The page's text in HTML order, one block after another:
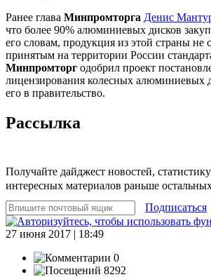
Ранее глава Минпромторга Денис
что более 90% алюминиевых дисков
его словам, продукция из этой страны не
принятым на территории России
Минпромторг одобрил проект
лицензирования колесных алюминиевых
его в правительство.
Рассылка
Получайте дайджест новостей,
интересных материалов раньше
Подписаться
27 июня 2017 | 18:49
0
8292